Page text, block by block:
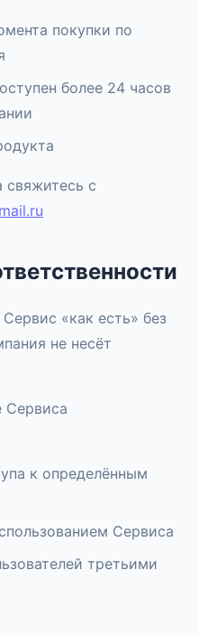
покупки по
более 24 часов
с
«как есть» без
не несёт
Сервиса
к определённым
Сервиса
третьими